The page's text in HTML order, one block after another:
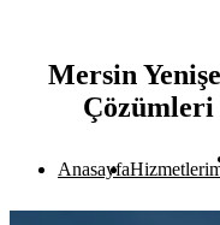
Mersin
Çözümleri
Anasayfa